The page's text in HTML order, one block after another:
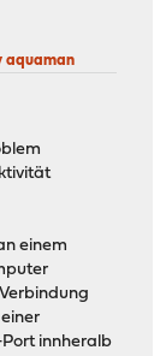
aquaman
einem
innheralb